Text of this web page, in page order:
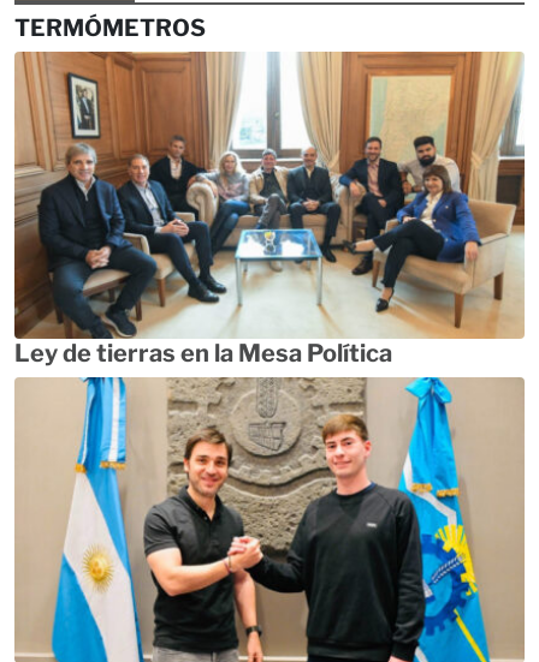
TERMÓMETROS
Ley de tierras en la Mesa Política